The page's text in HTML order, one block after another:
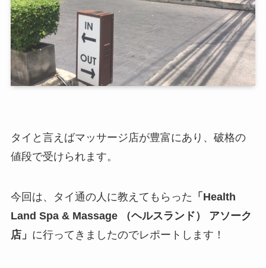
タイと言えばマッサージ店が豊富にあり、破格の
値段で受けられます。
今回は、タイ通の人に教えてもらった 「Health
Land Spa & Massage （ヘルスランド） アソーク
店」 に行ってきましたのでレポートします！